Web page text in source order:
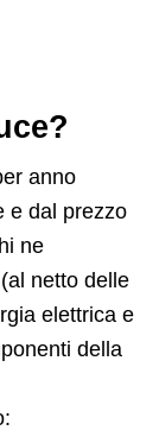
anno
e dal prezzo
ne
netto delle
elettrica e
della